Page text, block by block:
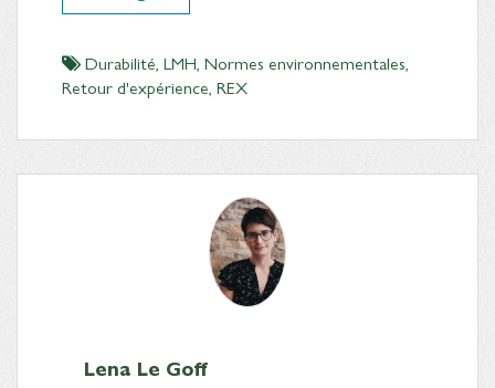
Durabilité LMH Normes environnementales
Retour d'expérience REX
Lena Le Goff